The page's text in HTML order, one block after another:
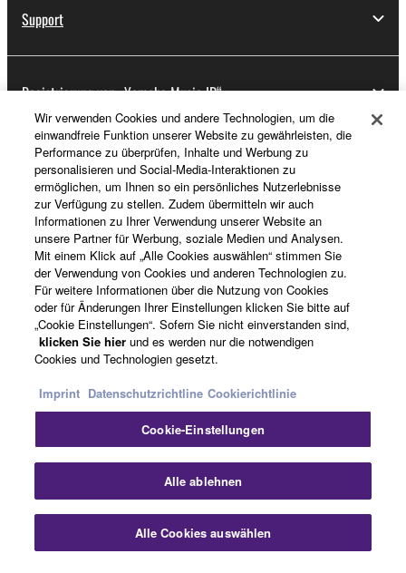
Support
Registrierung von „Yamaha Music ID“
Über Yamaha
Schweiz Suisse Svizzera - German
Business
KontaktNutzungsbedingungenDatenschutzerklärung
CookierichtlinieImpressum
© Yamaha Corporation.
Wir verwenden Cookies und andere Technologien, um die
einwandfreie Funktion unserer Website zu gewährleisten, die
Performance zu überprüfen, Inhalte und Werbung zu
personalisieren und Social-Media-Interaktionen zu
ermöglichen, um Ihnen so ein persönliches Nutzerlebnisse
zur Verfügung zu stellen. Zudem übermitteln wir auch
Informationen zu Ihrer Verwendung unserer Website an
unsere Partner für Werbung, soziale Medien und Analysen.
Mit einem Klick auf „Alle Cookies auswählen“ stimmen Sie
der Verwendung von Cookies und anderen Technologien zu.
Für weitere Informationen über die Nutzung von Cookies
oder für Änderungen Ihrer Einstellungen klicken Sie bitte auf
„Cookie Einstellungen“. Sofern Sie nicht einverstanden sind,
klicken Sie hier und es werden nur die notwendigen
Cookies und Technologien gesetzt.
Imprint Datenschutzrichtline Cookierichtlinie
Cookie-Einstellungen
Alle ablehnen
Alle Cookies auswählen